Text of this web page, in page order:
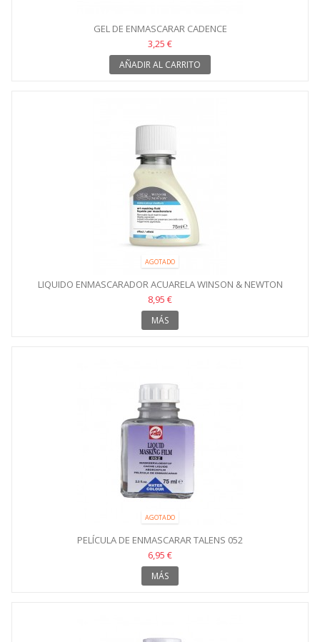
GEL DE ENMASCARAR CADENCE
3,25 €
AÑADIR AL CARRITO
AGOTADO
LIQUIDO ENMASCARADOR ACUARELA WINSON & NEWTON
8,95 €
MÁS
AGOTADO
PELÍCULA DE ENMASCARAR TALENS 052
6,95 €
MÁS